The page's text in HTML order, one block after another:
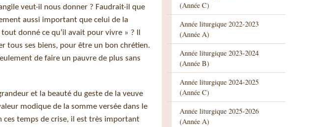
veut-il nous donner ? Faudrait-il que
aussi important que celui de la
donné ce qu’il avait pour vivre » ? Il
tous ses biens, pour être un bon chrétien.
de faire un pauvre de plus sans
et la beauté du geste de la veuve
modique de la somme versée dans le
ces temps de crise, il est très important
(Année C)
Année liturgique 2022-2023
(Année A)
Année liturgique 2023-2024
(Année B)
Année liturgique 2024-2025
(Année C)
Année liturgique 2025-2026
(Année A)